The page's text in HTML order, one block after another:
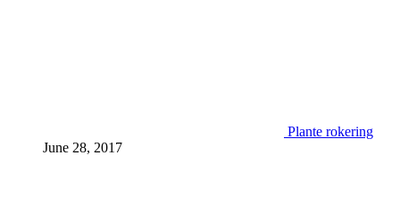
Plante rokering
June 28, 2017